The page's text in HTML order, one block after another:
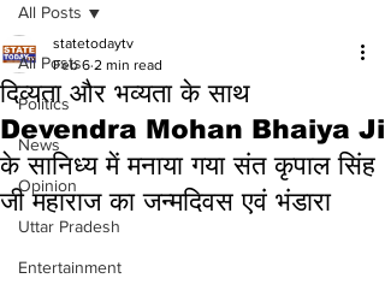
All Posts
Politics
News
Opinion
Uttar Pradesh
Entertainment
All Posts
दिव्यता और भव्यता के साथ
Devendra Mohan Bhaiya Ji
के सानिध्य में मनाया गया संत कृपाल सिंह
जी महाराज का जन्मदिवस एवं भंडारा
statetodaytv
Feb 6 2 min read